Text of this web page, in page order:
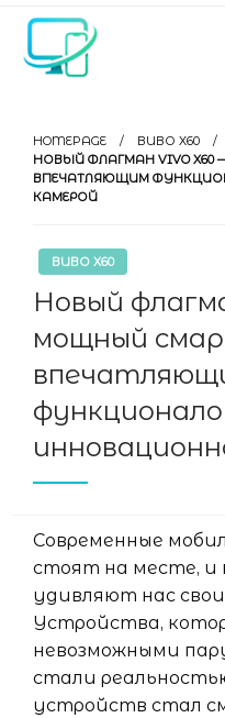
Skip
content
индустрии
HOMEPAGE
ВИВО Х60
НОВЫЙ ФЛАГМАН VIVO
ВПЕЧАТЛЯЮЩИМ
КАМЕРОЙ
ВИВО Х60
Новый
мощный
Современные
стоят на месте, и
удивляют нас
Устройства,
невозможными
стали
устройств стал